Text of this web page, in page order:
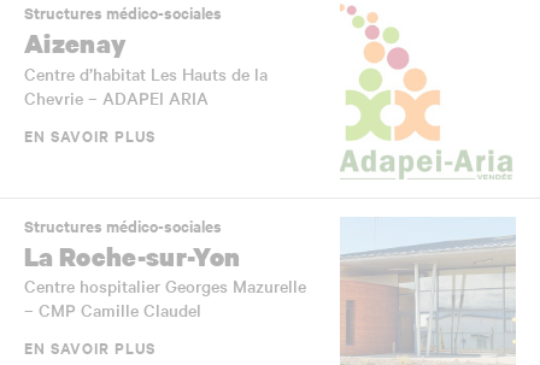
Structures médico-sociales
Aizenay
Centre d’habitat Les Hauts de la
Chevrie – ADAPEI ARIA
EN SAVOIR PLUS
Structures médico-sociales
La Roche-sur-Yon
Centre hospitalier Georges Mazurelle
– CMP Camille Claudel
EN SAVOIR PLUS